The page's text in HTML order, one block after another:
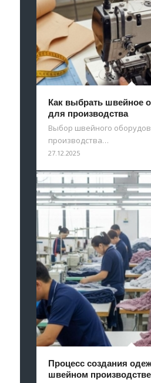
Как выбрать швейное
для производства
Выбор швейного
производства…
27.12.2025
Процесс создания
швейном производстве